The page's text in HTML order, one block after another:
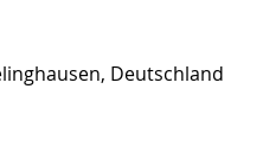
Deutschland